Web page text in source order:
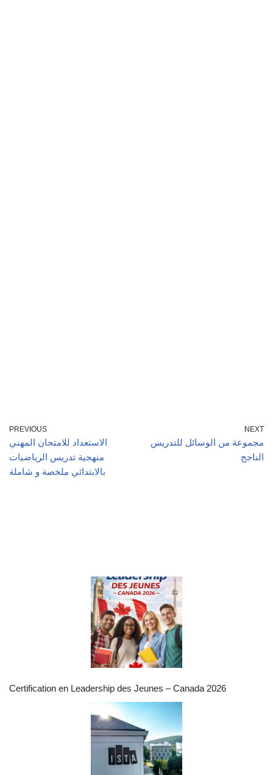
PREVIOUS
الاستعداد للامتحان المهني
منهجية تدريس الرياضيات
بالابتدائي ملخصة و شاملة
NEXT
مجموعة من الوسائل للتدريس
الناجح
Certification en Leadership des Jeunes – Canada 2026